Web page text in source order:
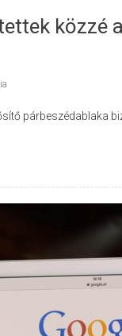
közzé
párbeszédablaka